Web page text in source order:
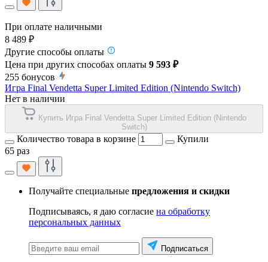
При оплате наличными
8 489 ₽
Другие способы оплаты
Цена при других способах оплаты 9 593 ₽
255 бонусов
Игра Final Vendetta Super Limited Edition (Nintendo Switch)
Нет в наличии
Купить Игра Final Vendetta Super Limited Edition (Nintendo
Switch)
Количество товара в корзине
Купили
65 раз
Получайте специальные предложения и скидки
Подписываясь, я даю согласие на обработку
персональных данных
Подписаться